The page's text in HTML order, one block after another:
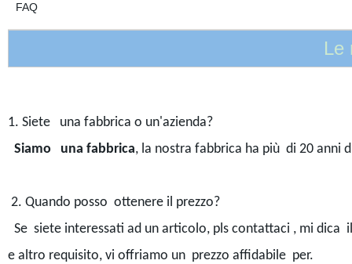
FAQ
Le
1. Siete una fabbrica o un'azienda?
Siamo una fabbrica, la nostra fabbrica ha più di 20 anni
2. Quando posso ottenere il prezzo?
Se siete interessati ad un articolo, pls contattaci , mi dica
e altro requisito, vi offriamo un prezzo affidabile per.